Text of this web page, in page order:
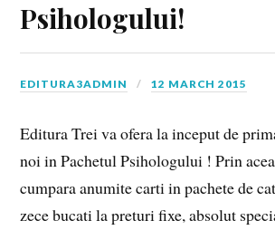
Psihologului!
EDITURA3ADMIN 12 MARCH 2015
Editura Trei va ofera la inceput de
noi in Pachetul Psihologului ! Prin
cumpara anumite carti in pachete de
zece bucati la preturi fixe, absolut